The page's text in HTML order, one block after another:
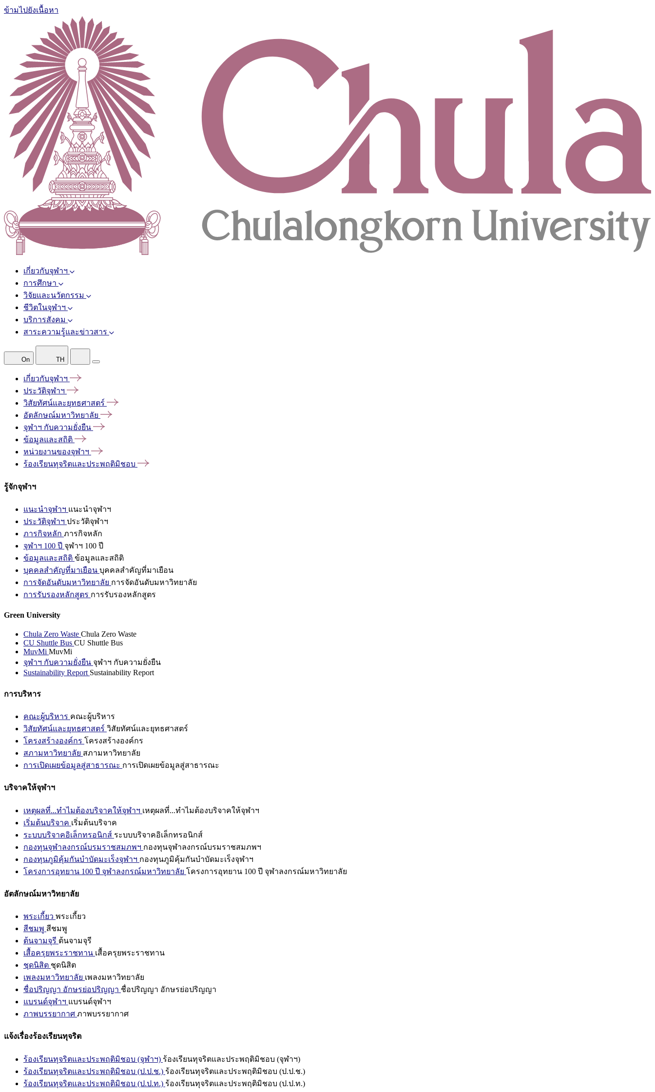
ข้ามไปยังเนื้อหา
เกี่ยวกับจุฬาฯ
การศึกษา
วิจัยและนวัตกรรม
ชีวิตในจุฬาฯ
บริการสังคม
สาระความรู้และข่าวสาร
On TH
เกี่ยวกับจุฬาฯ
ประวัติจุฬาฯ
วิสัยทัศน์และยุทธศาสตร์
อัตลักษณ์มหาวิทยาลัย
จุฬาฯ กับความยั่งยืน
ข้อมูลและสถิติ
หน่วยงานของจุฬาฯ
ร้องเรียนทุจริตและประพฤติมิชอบ
รู้จักจุฬาฯ
แนะนำจุฬาฯ แนะนำจุฬาฯ
ประวัติจุฬาฯ ประวัติจุฬาฯ
ภารกิจหลัก ภารกิจหลัก
จุฬาฯ 100 ปี จุฬาฯ 100 ปี
ข้อมูลและสถิติ ข้อมูลและสถิติ
บุคคลสำคัญที่มาเยือน บุคคลสำคัญที่มาเยือน
การจัดอันดับมหาวิทยาลัย การจัดอันดับมหาวิทยาลัย
การรับรองหลักสูตร การรับรองหลักสูตร
Green University
Chula Zero Waste Chula Zero Waste
CU Shuttle Bus CU Shuttle Bus
MuvMi MuvMi
จุฬาฯ กับความยั่งยืน จุฬาฯ กับความยั่งยืน
Sustainability Report Sustainability Report
การบริหาร
คณะผู้บริหาร คณะผู้บริหาร
วิสัยทัศน์และยุทธศาสตร์ วิสัยทัศน์และยุทธศาสตร์
โครงสร้างองค์กร โครงสร้างองค์กร
สภามหาวิทยาลัย สภามหาวิทยาลัย
การเปิดเผยข้อมูลสู่สาธารณะ การเปิดเผยข้อมูลสู่สาธารณะ
บริจาคให้จุฬาฯ
เหตุผลที่...ทำไมต้องบริจาคให้จุฬาฯ เหตุผลที่...ทำไมต้องบริจาคให้จุฬาฯ
เริ่มต้นบริจาค เริ่มต้นบริจาค
ระบบบริจาคอิเล็กทรอนิกส์ ระบบบริจาคอิเล็กทรอนิกส์
กองทุนจุฬาลงกรณ์บรมราชสมภพฯ กองทุนจุฬาลงกรณ์บรมราชสมภพฯ
กองทุนภูมิคุ้มกันบำบัดมะเร็งจุฬาฯ กองทุนภูมิคุ้มกันบำบัดมะเร็งจุฬาฯ
โครงการอุทยาน 100 ปี จุฬาลงกรณ์มหาวิทยาลัย โครงการอุทยาน 100 ปี จุฬาลงกรณ์มหาวิทยาลัย
อัตลักษณ์มหาวิทยาลัย
พระเกี้ยว พระเกี้ยว
สีชมพู สีชมพู
ต้นจามจุรี ต้นจามจุรี
เสื้อครุยพระราชทาน เสื้อครุยพระราชทาน
ชุดนิสิต ชุดนิสิต
เพลงมหาวิทยาลัย เพลงมหาวิทยาลัย
ชื่อปริญญา อักษรย่อปริญญา ชื่อปริญญา อักษรย่อปริญญา
แบรนด์จุฬาฯ แบรนด์จุฬาฯ
ภาพบรรยากาศ ภาพบรรยากาศ
แจ้งเรื่องร้องเรียนทุจริต
ร้องเรียนทุจริตและประพฤติมิชอบ (จุฬาฯ) ร้องเรียนทุจริตและประพฤติมิชอบ (จุฬาฯ)
ร้องเรียนทุจริตและประพฤติมิชอบ (ป.ป.ช.) ร้องเรียนทุจริตและประพฤติมิชอบ (ป.ป.ช.)
ร้องเรียนทุจริตและประพฤติมิชอบ (ป.ป.ท.) ร้องเรียนทุจริตและประพฤติมิชอบ (ป.ป.ท.)